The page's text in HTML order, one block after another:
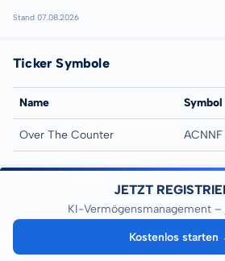
Stand 07.08.2026
Ticker Symbole
Name Symbol
Over The Counter ACNNF
JETZT
KI-Vermögensmanagement
Kostenlos starten